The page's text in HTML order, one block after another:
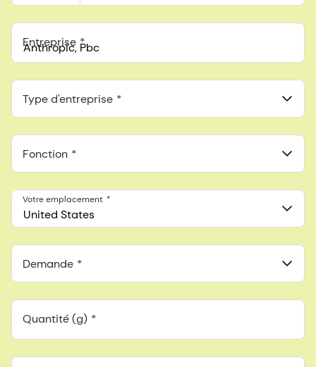
Entreprise
Anthropic, PBC
548 Market St Pmb 90375, San Francisco, California, US
Type d'entreprise
Fonction
United States
Votre emplacement
Demande
Quantité (g)